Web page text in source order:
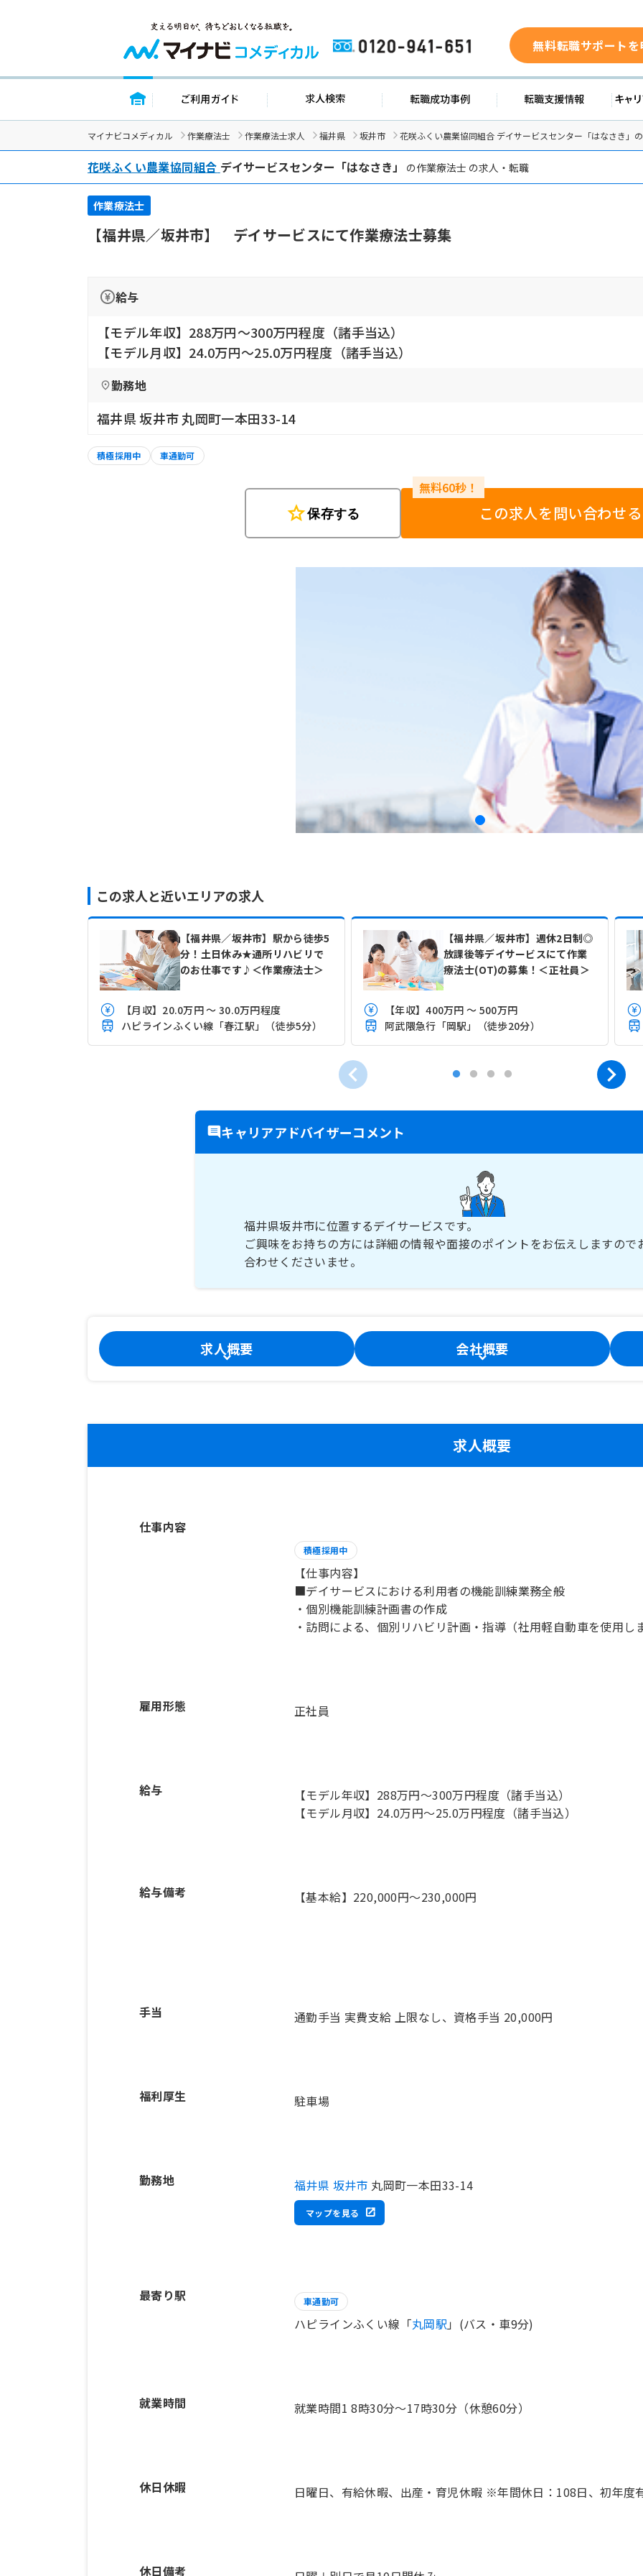
0120-941-651 無料転職サポート
トップページ ご利用ガイド 求人検索 転職成功事例 転職支援
マイナビコメディカル 作業療法士 作業療法士求人 福井県 坂井市 花咲ふくい農業協同組合 デイサービスセンター「はなさき」
花咲ふくい農業協同組合 デイサービスセンター「はなさき」 の作業療法士 の求人・転職
作業療法士
【福井県／坂井市】 デイサービスにて作業療法士募集
給与
【モデル年収】288万円〜300万円程度（諸手当込）
【モデル月収】24.0万円〜25.0万円程度（諸手当込）
勤務地
福井県 坂井市 丸岡町一本田33-14
積極採用中 車通勤可
star保存する この求人を問い合わせる
この求人と近いエリアの求人
【福井県／坂井市】駅から徒歩5
分！土日休み★通所リハビリで
のお仕事です♪＜作業療法士＞
【月収】20.0万円 ～ 30.0万円程度
ハピラインふくい線「春江駅」（徒歩5分）
【福井県／坂井市】週休2日制◎
放課後等デイサービスにて作業
療法士(OT)の募集！＜正社員＞
【年収】400万円 ～ 500万円
阿武隈急行「岡駅」（徒歩20分）
キャリアアドバイザーコメント
福井県坂井市に位置するデイサービスです。
ご興味をお持ちの方には詳細の情報や面接のポイントをお伝えしますので
合わせくださいませ。
求人概要 会社概要
求人概要
仕事内容
積極採用中
【仕事内容】
■デイサービスにおける利用者の機能訓練業務全般
・個別機能訓練計画書の作成
・訪問による、個別リハビリ計画・指導（社用軽自動車を使用し
雇用形態 正社員
給与
【モデル年収】288万円〜300万円程度（諸手当込）
【モデル月収】24.0万円〜25.0万円程度（諸手当込）
給与備考 【基本給】220,000円～230,000円
手当 通勤手当 実費支給 上限なし、資格手当 20,000円
福利厚生 駐車場
勤務地 福井県 坂井市 丸岡町一本田33-14
マップを見る
最寄り駅 車通勤可
ハピラインふくい線「丸岡駅 」(バス・車9分)
就業時間 就業時間1 8時30分〜17時30分（休憩60分）
休日休暇 日曜日、有給休暇、出産・育児休暇 ※年間休日：108日、初年度
休日備考